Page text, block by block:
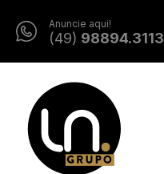
Anuncie aqui!
(49) 98894.3113